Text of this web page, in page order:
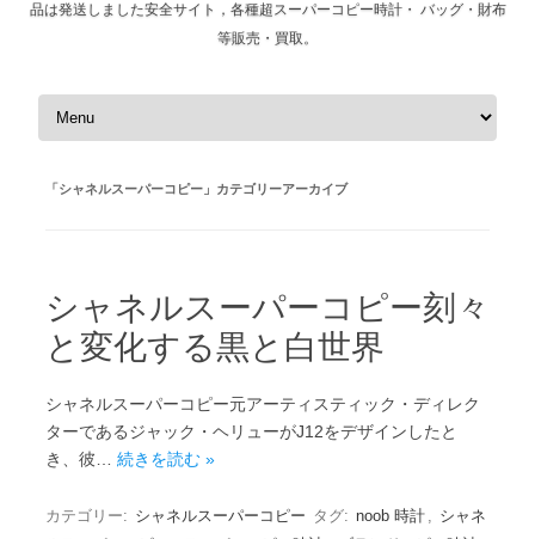
品は発送しました安全サイト，各種超スーパーコピー時計・ バッグ・財布
等販売・買取。
コンテンツへスキップ
「シャネルスーパーコピー 」カテゴリーアーカイブ
シャネルスーパーコピー刻々
と変化する黒と白世界
シャネルスーパーコピー元アーティスティック・ディレク
ターであるジャック・ヘリューがJ12をデザインしたと
き、彼… 続きを読む »
カテゴリー: シャネルスーパーコピー タグ: noob 時計 , シャネ